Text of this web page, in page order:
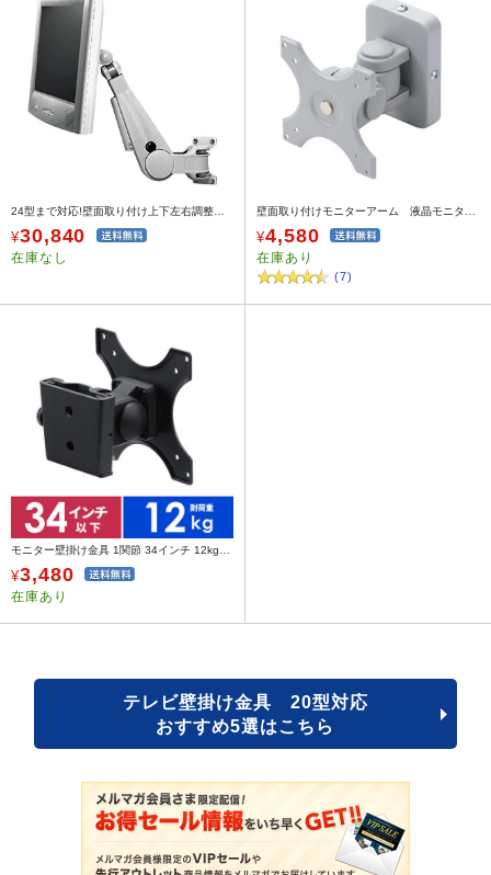
¥30,840
在庫なし
¥4,580
在庫あり
(7)
モニター壁掛け金具 1関節 34インチ 12kgまで 上下角度調整 ブラック
¥3,480
在庫あり
テレビ壁掛け金具 20型対応
おすすめ5選はこちら